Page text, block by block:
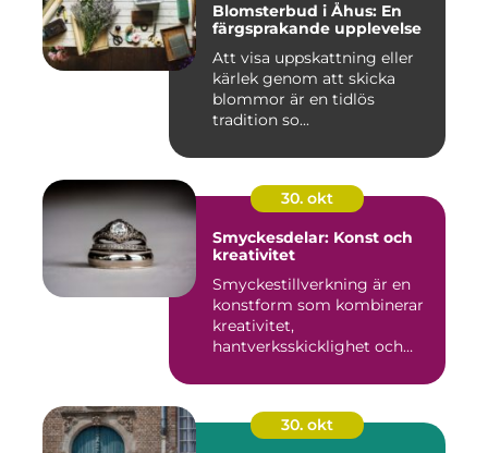
Blomsterbud i Åhus: En
färgsprakande upplevelse
Att visa uppskattning eller
kärlek genom att skicka
blommor är en tidlös
tradition so...
30. okt
Smyckesdelar: Konst och
kreativitet
Smyckestillverkning är en
konstform som kombinerar
kreativitet,
hantverksskicklighet och
30. okt